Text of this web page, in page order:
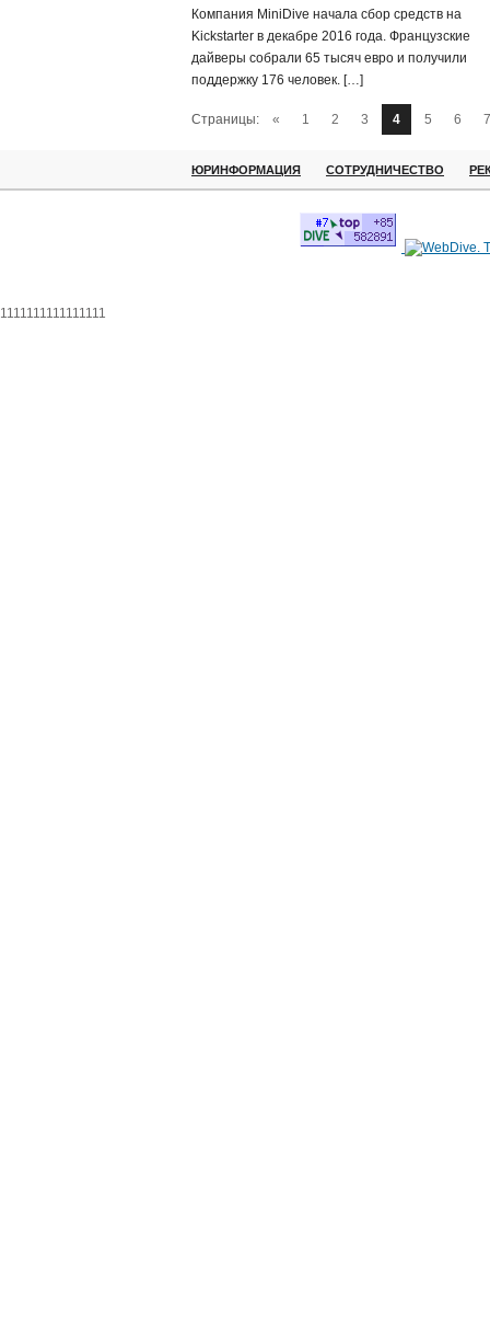
Компания MiniDive начала сбор средств на
Kickstarter в декабре 2016 года. Французские
дайверы собрали 65 тысяч евро и получили
поддержку 176 человек. […]
Страницы: « 1 2 3 4 5 6 7
ЮРИНФОРМАЦИЯ СОТРУДНИЧЕСТВО
1111111111111111